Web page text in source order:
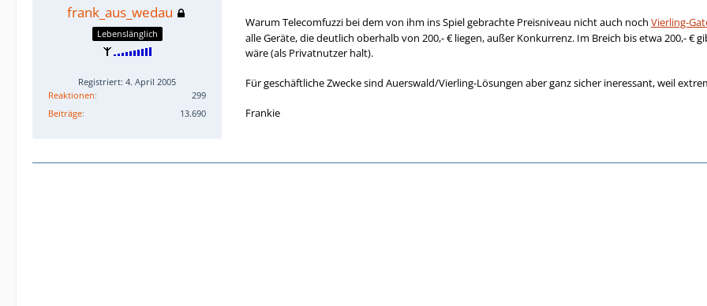
frank_aus_wedau
Lebenslänglich
Registriert: 4. April 2005
Reaktionen
299
Beiträge
13.690
Warum Telecomfuzzi bei dem von ihm ins Spiel gebrachte Preisniveau nicht auch noch Vierling-
alle Geräte, die deutlich oberhalb von 200,- € liegen, außer Konkurrenz. Im Breich bis etwa 200,- €
wäre (als Privatnutzer halt).
Für geschäftliche Zwecke sind Auerswald/Vierling-Lösungen aber ganz sicher ineressant, weil
Frankie